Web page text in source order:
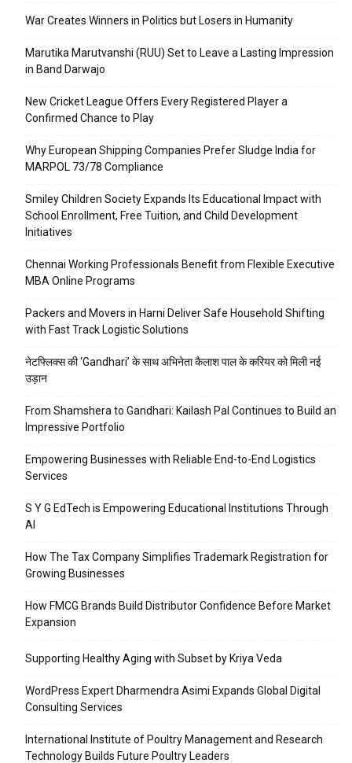
War Creates Winners in Politics but Losers in Humanity
Marutika Marutvanshi (RUU) Set to Leave a Lasting Impression
in Band Darwajo
New Cricket League Offers Every Registered Player a
Confirmed Chance to Play
Why European Shipping Companies Prefer Sludge India for
MARPOL 73/78 Compliance
Smiley Children Society Expands Its Educational Impact with
School Enrollment, Free Tuition, and Child Development
Initiatives
Chennai Working Professionals Benefit from Flexible Executive
MBA Online Programs
Packers and Movers in Harni Deliver Safe Household Shifting
with Fast Track Logistic Solutions
नेटफ्लिक्स की ‘Gandhari’ के साथ अभिनेता कैलाश पाल के करियर को मिली नई
उड़ान
From Shamshera to Gandhari: Kailash Pal Continues to Build an
Impressive Portfolio
Empowering Businesses with Reliable End-to-End Logistics
Services
S Y G EdTech is Empowering Educational Institutions Through
AI
How The Tax Company Simplifies Trademark Registration for
Growing Businesses
How FMCG Brands Build Distributor Confidence Before Market
Expansion
Supporting Healthy Aging with Subset by Kriya Veda
WordPress Expert Dharmendra Asimi Expands Global Digital
Consulting Services
International Institute of Poultry Management and Research
Technology Builds Future Poultry Leaders